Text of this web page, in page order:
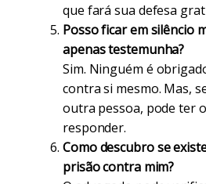
que fará sua defesa
Posso ficar em silêncio
apenas testemunha?
Sim. Ninguém é
contra si mesmo. Mas,
outra pessoa, pode ter
responder.
Como descubro se
prisão contra mim?